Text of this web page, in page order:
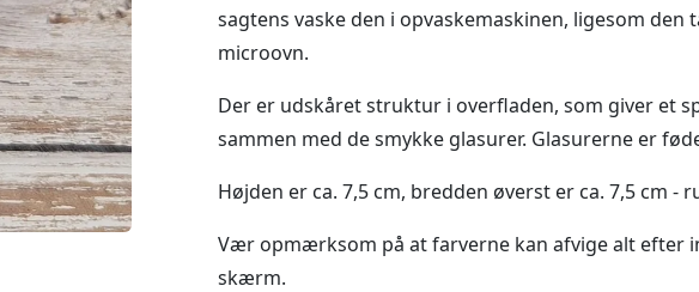
sagtens vaske den i opvaskemaskinen, ligesom den
microovn.
Der er udskåret struktur i overfladen, som giver et
sammen med de smykke glasurer. Glasurerne er
Højden er ca. 7,5 cm, bredden øverst er ca. 7,5 cm -
Vær opmærksom på at farverne kan afvige alt efter
skærm.